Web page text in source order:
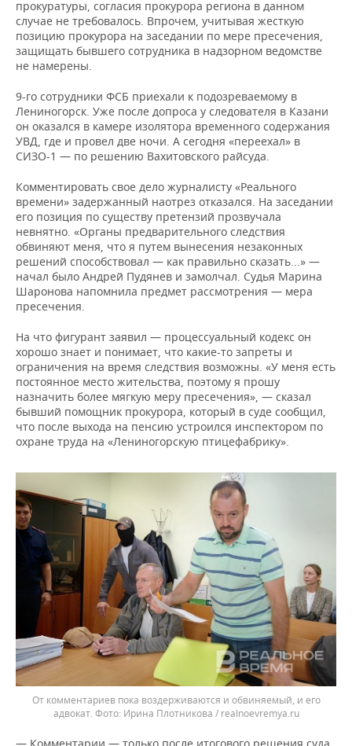
прокуратуры, согласия прокурора региона в данном
случае не требовалось. Впрочем, учитывая жесткую
позицию прокурора на заседании по мере пресечения,
защищать бывшего сотрудника в надзорном ведомстве
не намерены.
9-го сотрудники ФСБ приехали к подозреваемому в
Лениногорск. Уже после допроса у следователя в Казани
он оказался в камере изолятора временного содержания
УВД, где и провел две ночи. А сегодня «переехал» в
СИЗО-1 — по решению Вахитовского райсуда.
Комментировать свое дело журналисту «Реального
времени» задержанный наотрез отказался. На заседании
его позиция по существу претензий прозвучала
невнятно. «Органы предварительного следствия
обвиняют меня, что я путем вынесения незаконных
решений способствовал — как правильно сказать...» —
начал было Андрей Пудянев и замолчал. Судья Марина
Шаронова напомнила предмет рассмотрения — мера
пресечения.
На что фигурант заявил — процессуальный кодекс он
хорошо знает и понимает, что какие-то запреты и
ограничения на время следствия возможны. «У меня есть
постоянное место жительства, поэтому я прошу
назначить более мягкую меру пресечения», — сказал
бывший помощник прокурора, который в суде сообщил,
что после выхода на пенсию устроился инспектором по
охране труда на «Лениногорскую птицефабрику».
От комментариев пока воздерживаются и обвиняемый, и его
адвокат.
Ирина Плотникова / realnoevremya.ru